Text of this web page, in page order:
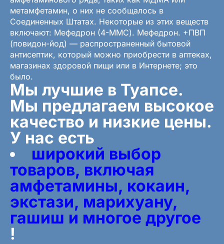
метамфетамин, о них не сообщалось в
Соединенных Штатах. Некоторые из этих веществ
включают: Мефедрон (4-MMC). Мефедрон. +ПВП
(повидон-йод) — распространенный бытовой
антисептик, который можно приобрести в аптеках,
магазинах здоровой пищи или в Интернете; это
было.
Мы лучшие в Туапсе.
Мы предлагаем высокое
качество и низкие цены.
У нас есть
широкий выбор
товаров, включая
амфетамины, кокаин,
экстази, марихуану,
гашиш и многое другое
!